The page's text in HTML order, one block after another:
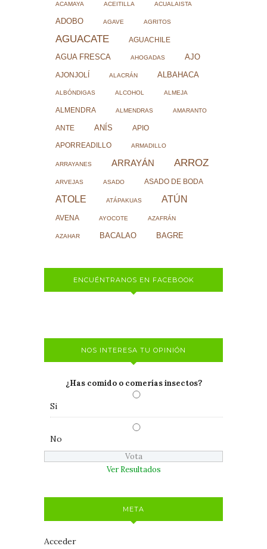
ACAMAYA ACEITILLA ACUALAISTA
ADOBO AGAVE AGRITOS
AGUACATE AGUACHILE
AGUA FRESCA AHOGADAS AJO
AJONJOLÍ ALACRÁN ALBAHACA
ALBÓNDIGAS ALCOHOL ALMEJA
ALMENDRA ALMENDRAS AMARANTO
ANTE ANÍS APIO
APORREADILLO ARMADILLO
ARRAYANES ARRAYÁN ARROZ
ARVEJAS ASADO ASADO DE BODA
ATOLE ATÁPAKUAS ATÚN
AVENA AYOCOTE AZAFRÁN
AZAHAR BACALAO BAGRE
ENCUÉNTRANOS EN FACEBOOK
NOS INTERESA TU OPINIÓN
¿Has comido o comerías insectos?
Si
No
Ver Resultados
META
Acceder